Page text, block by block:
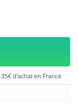
d'achat en France